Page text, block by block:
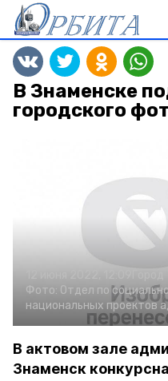
В Знаменске
городского
Фото: Отдел по
национальных проектов
В актовом зале
Знаменск